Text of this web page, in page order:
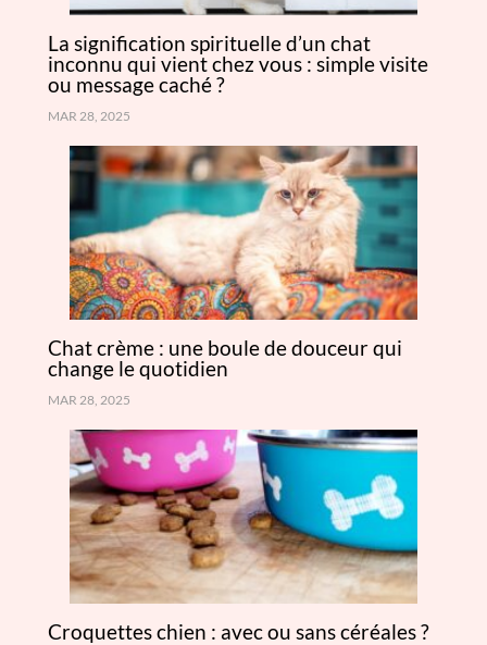
La signification spirituelle d’un chat
inconnu qui vient chez vous : simple visite
ou message caché ?
MAR 28, 2025
Chat crème : une boule de douceur qui
change le quotidien
MAR 28, 2025
Croquettes chien : avec ou sans céréales ?